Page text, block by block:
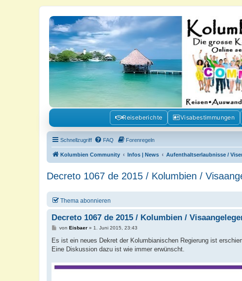
Kolumbienforum - Das grosse Forum
Reisen, Auswandern, Kultur, Politik, Geschichte und Visum in Kolumbien und
Reiseberichte Visabestimmungen
Schnellzugriff FAQ Forenregeln
Kolumbien Community Infos | News Aufenthaltserlaubnisse /
Decreto 1067 de 2015 / Kolumbien /
Thema abonnieren
Decreto 1067 de 2015 / Kolumbien /
B
i
r
g
von Eisbaer» 1. Juni 2015, 23:43
Es ist ein neues Dekret der Kolumbianischen Regierung ist
Eine Diskussion dazu ist wie immer erwünscht.